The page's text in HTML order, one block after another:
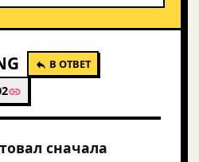
В ОТВЕТ
сначала